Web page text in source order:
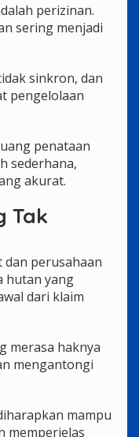
perizinan.
sering menjadi
sinkron, dan
pengelolaan
penataan
sederhana,
akurat.
Tak
dan perusahaan
hutan yang
dari klaim
merasa haknya
mengantongi
mampu
memperjelas